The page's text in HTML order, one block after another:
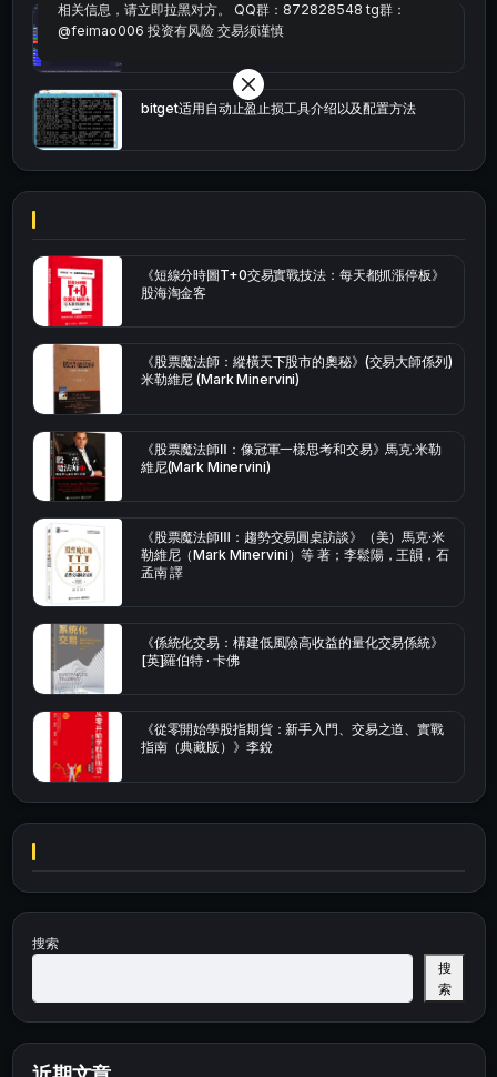
Multi-indicator Resonance 多指标共振趋势自动交
易系统（持续更新）
bitget适用自动止盈止损工具介绍以及配置方法
《短線分時圖T+0交易實戰技法：每天都抓漲停板》
股海淘金客
《股票魔法師：縱橫天下股市的奧秘》(交易大師係列)
米勒維尼 (Mark Minervini)
《股票魔法師Ⅱ：像冠軍一樣思考和交易》馬克·米勒
維尼(Mark Minervini)
《股票魔法師Ⅲ：趨勢交易圓桌訪談》（美）馬克·米
勒維尼（Mark Minervini）等 著；李鬆陽，王韻，石
孟南 譯
《係統化交易：構建低風險高收益的量化交易係統》
[英]羅伯特 · 卡佛
《從零開始學股指期貨：新手入門、交易之道、實戰
指南（典藏版）》李銳
搜索
搜
索
相关信息，请立即拉黑对方。 QQ群：872828548 tg群：
@feimao006 投资有风险 交易须谨慎